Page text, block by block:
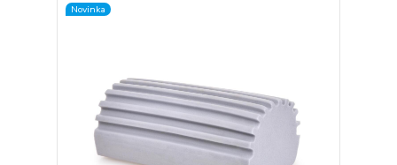
Novinka